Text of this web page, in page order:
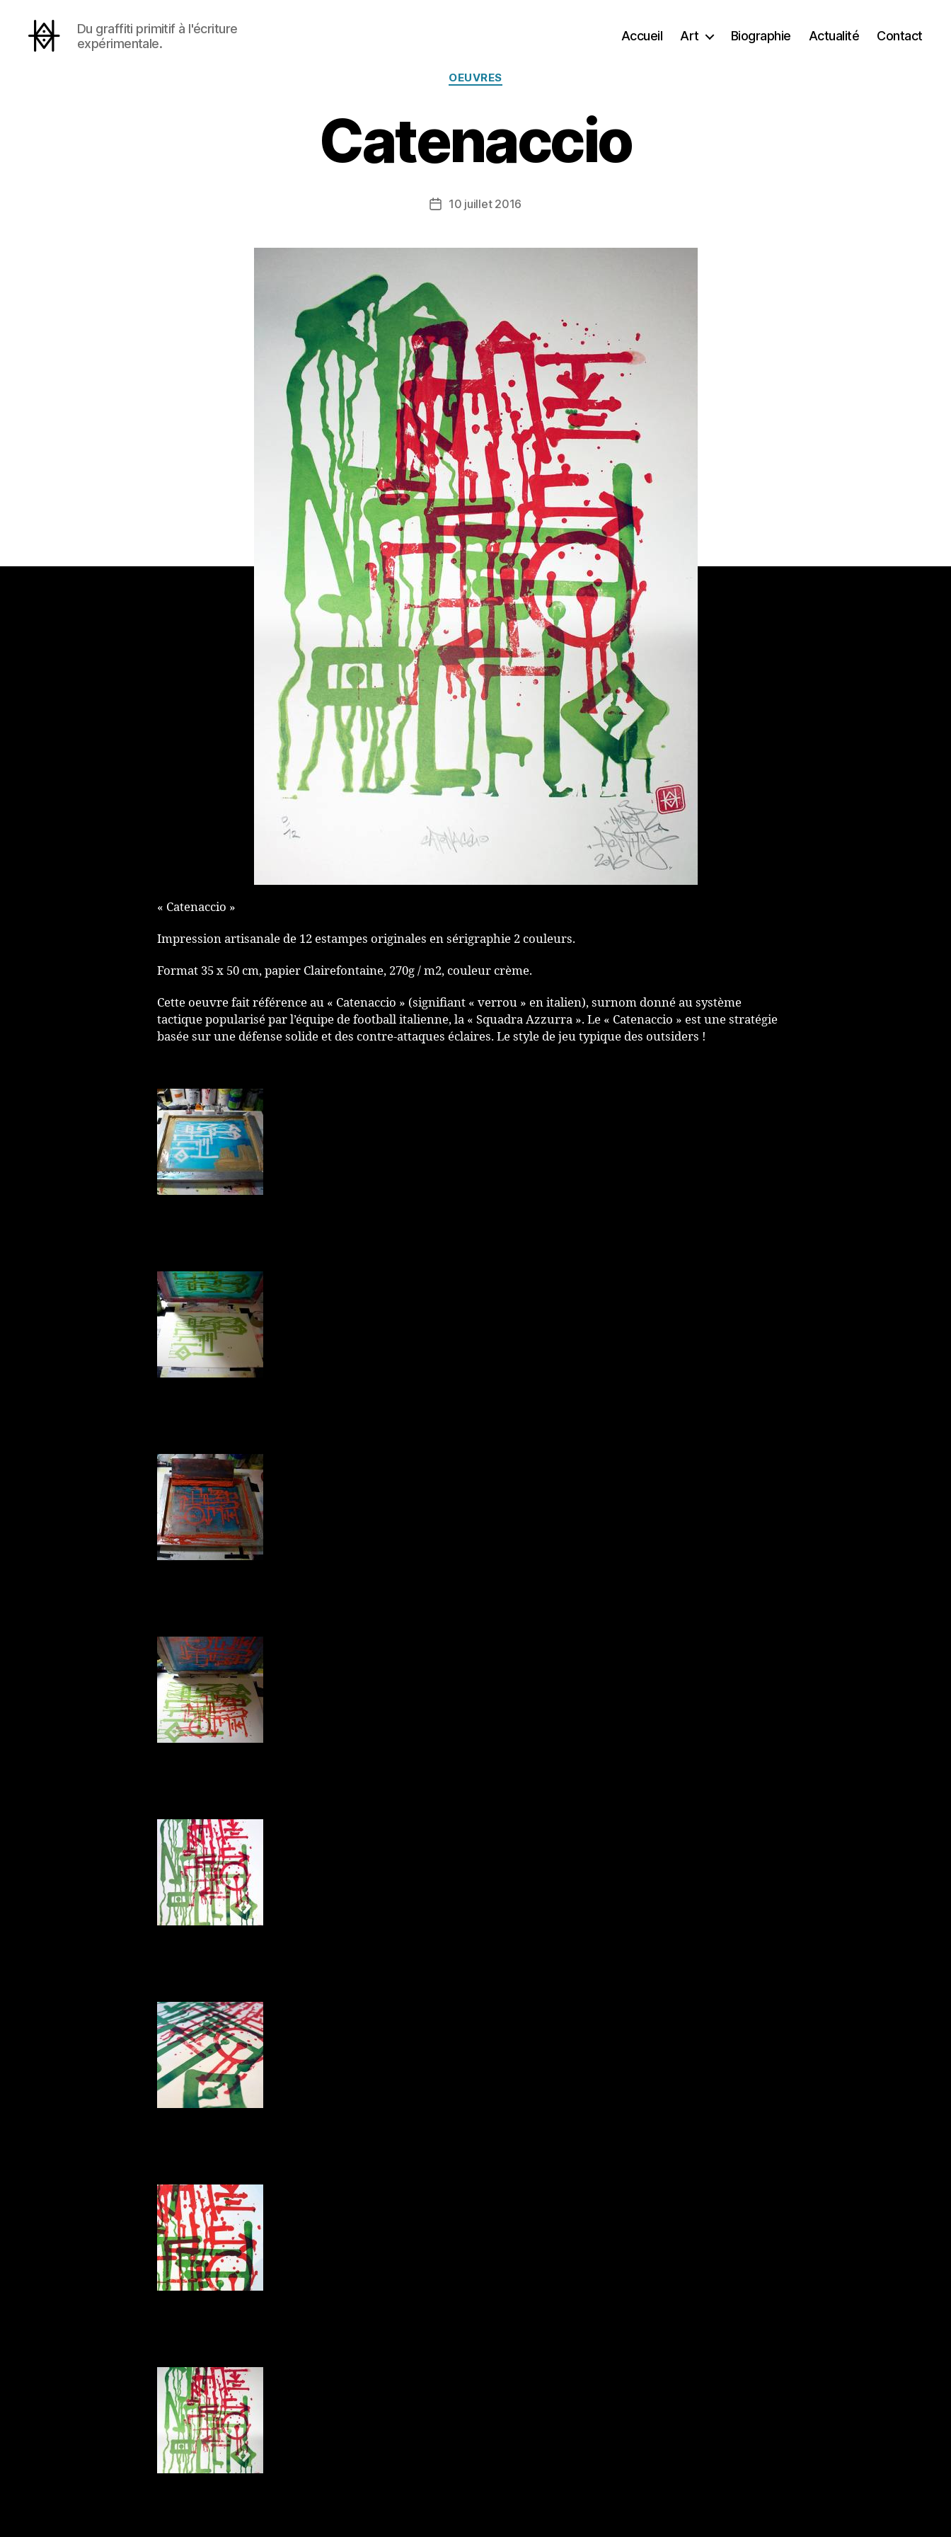
Du graffiti primitif à l'écriture
expérimentale.
Accueil Art Biographie Actualité Contact
Catégories
OEUVRES
Catenaccio
Date10 juillet 2016
« Catenaccio »
Impression artisanale de 12 estampes originales en sérigraphie 2 couleurs.
Format 35 x 50 cm, papier Clairefontaine, 270g / m2, couleur crème.
Cette oeuvre fait référence au « Catenaccio » (signifiant « verrou » en italien), surnom donné au système
tactique popularisé par l’équipe de football italienne, la « Squadra Azzurra ». Le « Catenaccio » est une stratégie
basée sur une défense solide et des contre-attaques éclaires. Le style de jeu typique des outsiders !